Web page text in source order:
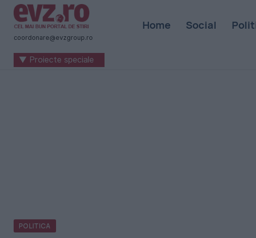
Știri
naționale
internaționale
coordonare@evzgroup.ro
Home Social
▼ Proiecte speciale
POLITICA